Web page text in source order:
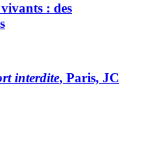
: des
interdite, Paris, JC